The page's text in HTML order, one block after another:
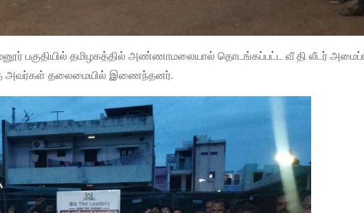
பகுதியில் தமிழகத்தில் அண்ணாமலையால் தொடங்கப்பட்ட வீ தி லீடர்
அவர்கள் தலைமையில் இணைந்தனர்.